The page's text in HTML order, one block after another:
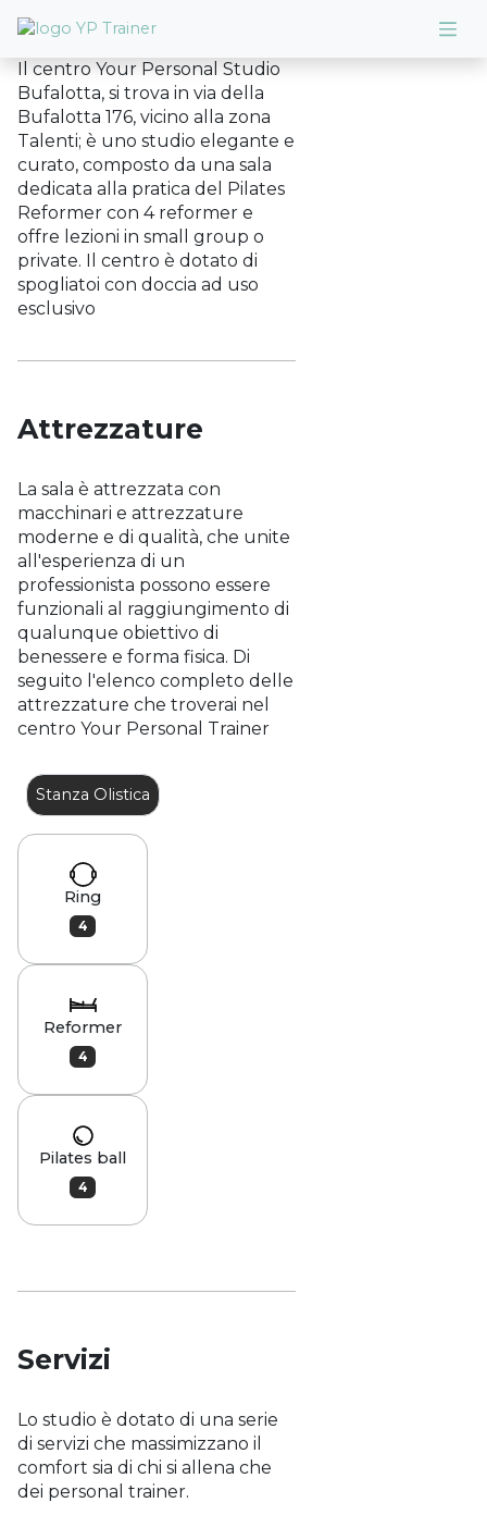
Il centro Your Personal Studio
Bufalotta, si trova in via della
Bufalotta 176, vicino alla zona
Talenti; è uno studio elegante e
curato, composto da una sala
dedicata alla pratica del Pilates
Reformer con 4 reformer e
offre lezioni in small group o
private. Il centro è dotato di
spogliatoi con doccia ad uso
esclusivo
Attrezzature
La sala è attrezzata con
macchinari e attrezzature
moderne e di qualità, che unite
all'esperienza di un
professionista possono essere
funzionali al raggiungimento di
qualunque obiettivo di
benessere e forma fisica. Di
seguito l'elenco completo delle
attrezzature che troverai nel
centro Your Personal Trainer
Stanza Olistica
Ring
4
Reformer
4
Pilates ball
4
Servizi
Lo studio è dotato di una serie
di servizi che massimizzano il
comfort sia di chi si allena che
dei personal trainer.